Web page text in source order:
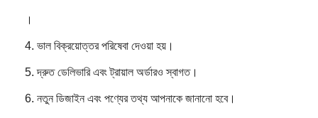
।
4. ভাল বিক্রয়োত্তর পরিষেবা দেওয়া হয়।
5. দ্রুত ডেলিভারি এবং ট্রায়াল অর্ডারও স্বাগত।
6. নতুন ডিজাইন এবং পণ্যের তথ্য আপনাকে জানানো হবে।